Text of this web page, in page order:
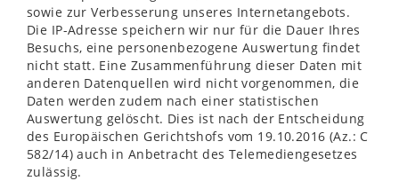
sowie zur Verbesserung unseres Internetangebots.
Die IP-Adresse speichern wir nur für die Dauer Ihres
Besuchs, eine personenbezogene Auswertung findet
nicht statt. Eine Zusammenführung dieser Daten mit
anderen Datenquellen wird nicht vorgenommen, die
Daten werden zudem nach einer statistischen
Auswertung gelöscht. Dies ist nach der Entscheidung
des Europäischen Gerichtshofs vom 19.10.2016 (Az.: C
582/14) auch in Anbetracht des Telemediengesetzes
zulässig.